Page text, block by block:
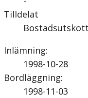
Tilldelat
Inlämning:
1998-10-28
Bordläggning:
1998-11-03